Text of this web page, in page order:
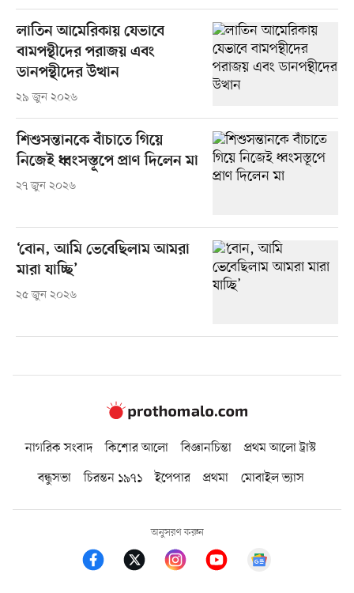
লাতিন আমেরিকায় যেভাবে
বামপন্থীদের পরাজয় এবং
ডানপন্থীদের উত্থান
২৯ জুন ২০২৬
শিশুসন্তানকে বাঁচাতে গিয়ে
নিজেই ধ্বংসস্তূপে প্রাণ দিলেন মা
২৭ জুন ২০২৬
‘বোন, আমি ভেবেছিলাম আমরা
মারা যাচ্ছি’
২৫ জুন ২০২৬
নাগরিক সংবাদ কিশোর আলো বিজ্ঞানচিন্তা
প্রথম আলো ট্রাস্ট
বন্ধুসভা
চিরন্তন ১৯৭১ ইপেপার প্রথমা মোবাইল ভ্যাস
অনুসরণ করুন